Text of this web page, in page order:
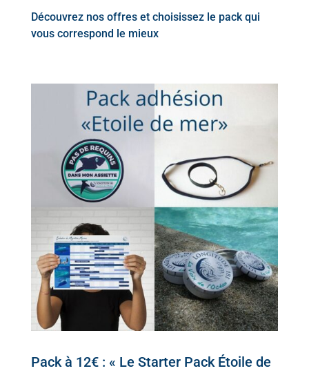
Découvrez nos offres et choisissez le pack qui
vous correspond le mieux
Pack à 12€ : « Le Starter Pack Étoile de